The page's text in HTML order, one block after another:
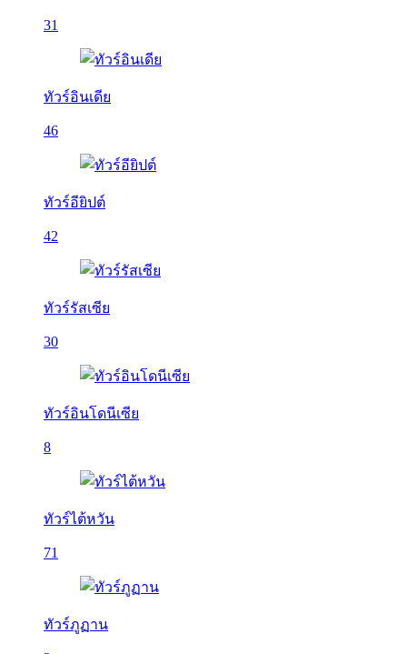
31
ทัวร์อินเดีย
46
ทัวร์อียิปต์
42
ทัวร์รัสเซีย
30
ทัวร์อินโดนีเซีย
8
ทัวร์ไต้หวัน
71
ทัวร์ภูฏาน